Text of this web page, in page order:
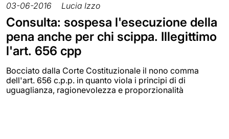
03-06-2016 Lucia Izzo
Consulta: sospesa l'esecuzione della
pena anche per chi scippa. Illegittimo
l'art. 656 cpp
Bocciato dalla Corte Costituzionale il nono comma
dell'art. 656 c.p.p. in quanto viola i principi di di
uguaglianza, ragionevolezza e proporzionalità